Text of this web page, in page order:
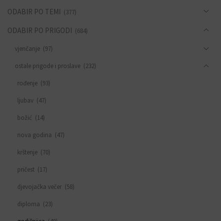
ODABIR PO TEMI (377)
ODABIR PO PRIGODI (684)
vjenčanje (97)
ostale prigode i proslave (232)
rođenje (93)
ljubav (47)
božić (14)
nova godina (47)
krštenje (70)
pričest (17)
djevojačka večer (58)
diploma (23)